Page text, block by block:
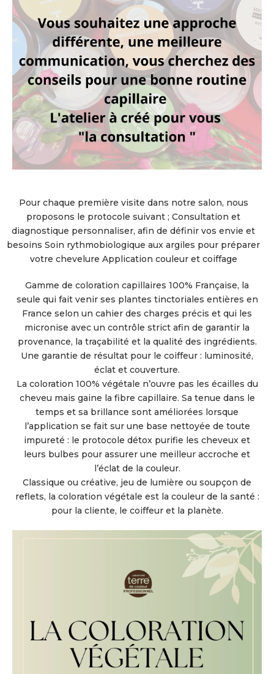
Pour chaque première visite dans notre salon, nous
proposons le protocole suivant ; Consultation et
diagnostique personnaliser, afin de définir vos envie et
besoins Soin rythmobiologique aux argiles pour préparer
votre chevelure Application couleur et coiffage
Gamme de coloration capillaires 100% Française, la
seule qui fait venir ses plantes tinctoriales entières en
France selon un cahier des charges précis et qui les
micronise avec un contrôle strict afin de garantir la
provenance, la traçabilité et la qualité des ingrédients.
Une garantie de résultat pour le coiffeur : luminosité,
éclat et couverture.
La coloration 100% végétale n’ouvre pas les écailles du
cheveu mais gaine la fibre capillaire. Sa tenue dans le
temps et sa brillance sont améliorées lorsque
l’application se fait sur une base nettoyée de toute
impureté : le protocole détox purifie les cheveux et
leurs bulbes pour assurer une meilleur accroche et
l’éclat de la couleur.
Classique ou créative, jeu de lumière ou soupçon de
reflets, la coloration végétale est la couleur de la santé :
pour la cliente, le coiffeur et la planète.